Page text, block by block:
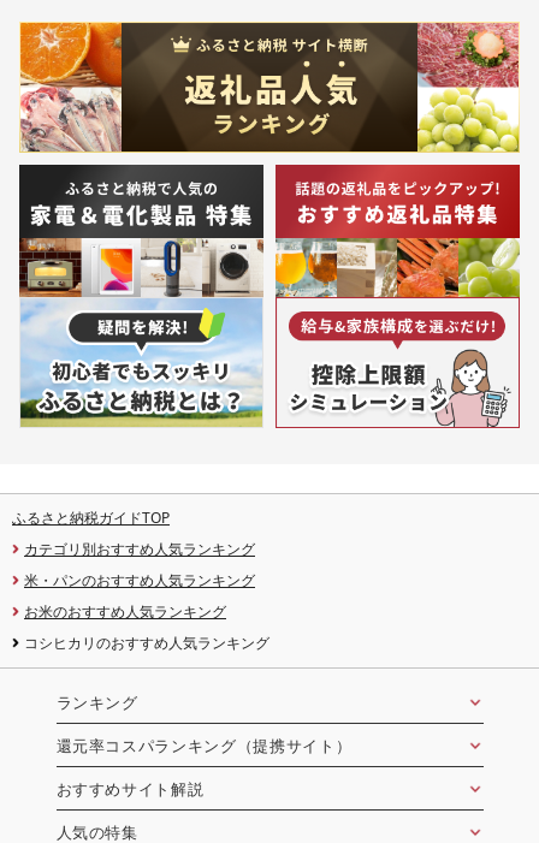
ふるさと納税ガイドTOP
カテゴリ別おすすめ人気ランキング
米・パンのおすすめ人気ランキング
お米のおすすめ人気ランキング
コシヒカリのおすすめ人気ランキング
ランキング
還元率コスパランキング（提携サイト）
おすすめサイト解説
人気の特集